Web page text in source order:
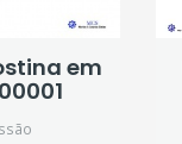
em